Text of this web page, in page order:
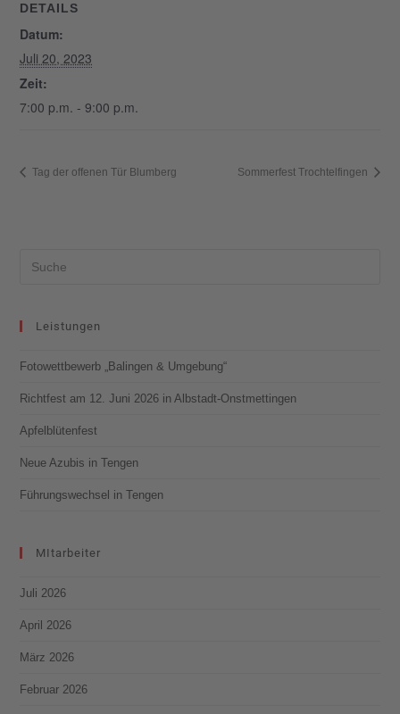
DETAILS
Datum:
Juli 20, 2023
Zeit:
7:00 p.m. - 9:00 p.m.
Tag der offenen Tür Blumberg Sommerfest Trochtelfingen
Leistungen
Fotowettbewerb „Balingen & Umgebung“
Richtfest am 12. Juni 2026 in Albstadt-Onstmettingen
Apfelblütenfest
Neue Azubis in Tengen
Führungswechsel in Tengen
MItarbeiter
Juli 2026
April 2026
März 2026
Februar 2026